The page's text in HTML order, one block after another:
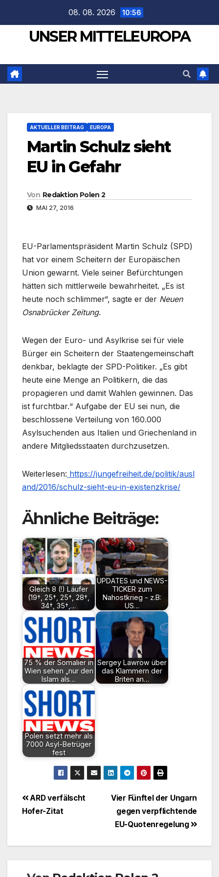
springen
08. 08. 2026 10:56
UNSER MITTELEUROPA
AKTUELLER BEITRAG EUROPA
Martin Schulz sieht
EU in Gefahr
Von Redaktion Polen 2
MAI 27, 2016
EU-Parlamentspräsident Martin Schulz (SPD)
hat vor einem Scheitern der Europäischen
Union gewarnt. Viele seiner Befürchtungen
hätten sich mittlerweile bewahrheitet. „Es ist
heute noch schlimmer“, sagte er der Neuen
Osnabrücker Zeitung.
Wegen der Euro- und Asylkrise sei für viele
Bürger ein Scheitern der Staatengemeinschaft
denkbar, beklagte der SPD-Politiker. „Es gibt
heute eine Menge an Politikern, die das
propagieren und damit Wahlen gewinnen. Das
ist furchtbar.“ Aufgabe der EU sei nun, die
beschlossene Verteilung von 160.000
Asylsuchenden aus Italien und Griechenland in
andere Mitgliedsstaaten durchzusetzen.
Weiterlesen: https://jungefreiheit.de/politik/ausl
and/2016/schulz-sieht-eu-in-existenzkrise/
Ähnliche Beiträge:
Gleich 8 (!) Läufer
(19†, 25†, 25†, 28†,
34†, 35†,…
UPDATES und NEWS-
TICKER zum
Nahostkrieg - z.B:
US…
75 % der Somalier in
Wien sehen „nur den
Islam als…
Sergey Lawrow über
das Klammern der
Briten an…
Polen setzt mehr als
7000 Asyl-Betrüger
fest
Beitragsnavigation
Vier Fünftel der Ungarn
gegen verpflichtende
EU-Quotenregelung
ARD verfälscht
Hofer-Zitat